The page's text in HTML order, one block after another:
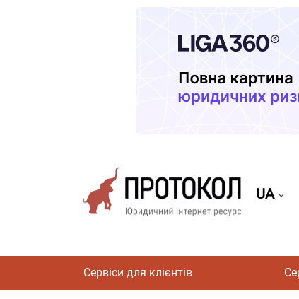
UA
Сервіси для клієнтів